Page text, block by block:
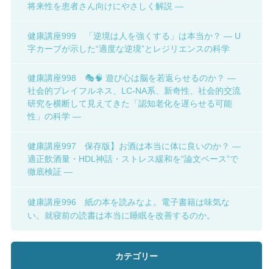
将来性を患者さん向けにやさしく解説 ―
健康講座999 「逆境は人を強くする」は本当か？ ― U
字カーブが示した“適度な逆境”とレジリエンスの科学
健康講座998 🎭🧠 遊び心は脳を若返らせるのか？ ―
社会的プレイフルネス、LC-NA系、新奇性、社会的交流
研究を横断して見えてきた「認知老化を遅らせる可能
性」の科学 ―
健康講座997 保存版】お酒は本当に体に良いのか？ ―
適正飲酒量・HDL神話・ストレス緩和を“論文ベース”で
徹底検証 ―
健康講座996 紙の本を読みなよ。電子書籍は味気な
い。就寝前の読書は本当に睡眠を改善するのか。
カテゴリー